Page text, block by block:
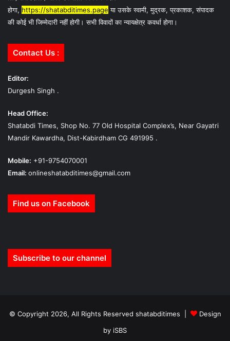
होगा, https://shatabditimes.page या उसके स्वामी, मुद्रक, प्रकाशक, संपादक
की कोई भी जिम्मेदारी नहीं होगी। सभी विवादों का न्यायक्षेत्र कवर्धा होगा।
Contact Us :
Editor:
Durgesh Singh .
Head Office:
Shatabdi Times, Shop No. 77 Old Hospital Complex’s, Near Gayatri
Mandir Kawardha, Dist-Kabirdham CG 491995 .
Mobile: +91-9754070001
Email: onlineshatabditimes@gmail.com
Find us on Facebook
Subscribe to our channel
© Copyright 2026, All Rights Reserved shatabditimes |
Design
by iSBS